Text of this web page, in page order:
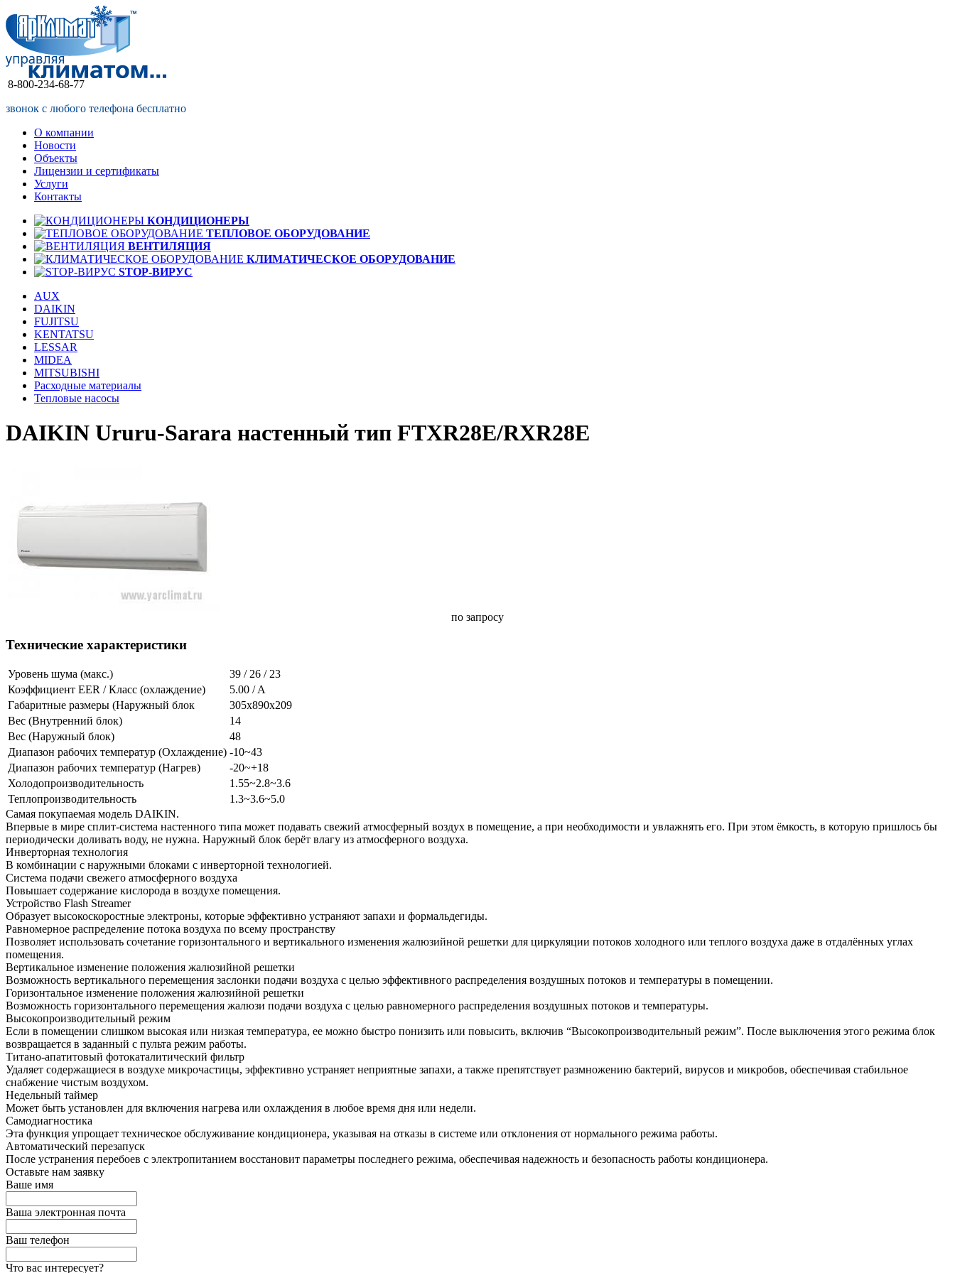
8-800-234-68-77
звонок с любого телефона бесплатно
О компании
Новости
Объекты
Лицензии и сертификаты
Услуги
Контакты
КОНДИЦИОНЕРЫ
ТЕПЛОВОЕ ОБОРУДОВАНИЕ
ВЕНТИЛЯЦИЯ
КЛИМАТИЧЕСКОЕ ОБОРУДОВАНИЕ
STOP-ВИРУС
AUX
DAIKIN
FUJITSU
KENTATSU
LESSAR
MIDEA
MITSUBISHI
Расходные материалы
Тепловые насосы
DAIKIN Ururu-Sarara настенный тип FTXR28E/RXR28E
по запросу
Технические характеристики
Уровень шума (макс.)
39 / 26 / 23
Коэффициент EER / Класс (охлаждение)
5.00 / A
Габаритные размеры (Наружный блок
305x890x209
Вес (Внутренний блок)
14
Вес (Наружный блок)
48
Диапазон рабочих температур (Охлаждение) -10~43
Диапазон рабочих температур (Нагрев)
-20~+18
Холодопроизводительность
1.55~2.8~3.6
Теплопроизводительность
1.3~3.6~5.0
Самая покупаемая модель DAIKIN.
Впервые в мире сплит-система настенного типа может подавать свежий атмосферный воздух в помещение, а при необходимости и увлажнять его. При этом ёмкость, в которую пришлось бы
периодически доливать воду, не нужна. Наружный блок берёт влагу из атмосферного воздуха.
Инверторная технология
В комбинации с наружными блоками с инверторной технологией.
Система подачи свежего атмосферного воздуха
Повышает содержание кислорода в воздухе помещения.
Устройство Flash Streamer
Образует высокоскоростные электроны, которые эффективно устраняют запахи и формальдегиды.
Равномерное распределение потока воздуха по всему пространству
Позволяет использовать сочетание горизонтального и вертикального изменения жалюзийной решетки для циркуляции потоков холодного или теплого воздуха даже в отдалённых углах
помещения.
Вертикальное изменение положения жалюзийной решетки
Возможность вертикального перемещения заслонки подачи воздуха с целью эффективного распределения воздушных потоков и температуры в помещении.
Горизонтальное изменение положения жалюзийной решетки
Возможность горизонтального перемещения жалюзи подачи воздуха с целью равномерного распределения воздушных потоков и температуры.
Высокопроизводительный режим
Если в помещении слишком высокая или низкая температура, ее можно быстро понизить или повысить, включив “Высокопроизводительный режим”. После выключения этого режима блок
возвращается в заданный с пульта режим работы.
Титано-апатитовый фотокаталитический фильтр
Удаляет содержащиеся в воздухе микрочастицы, эффективно устраняет неприятные запахи, а также препятствует размножению бактерий, вирусов и микробов, обеспечивая стабильное
снабжение чистым воздухом.
Недельный таймер
Может быть установлен для включения нагрева или охлаждения в любое время дня или недели.
Самодиагностика
Эта функция упрощает техническое обслуживание кондиционера, указывая на отказы в системе или отклонения от нормального режима работы.
Автоматический перезапуск
После устранения перебоев с электропитанием восстановит параметры последнего режима, обеспечивая надежность и безопасность работы кондиционера.
Оставьте нам заявку
Ваше имя
Ваша электронная почта
Ваш телефон
Что вас интересует?